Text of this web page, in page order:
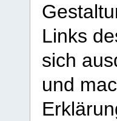
Links
sich
und